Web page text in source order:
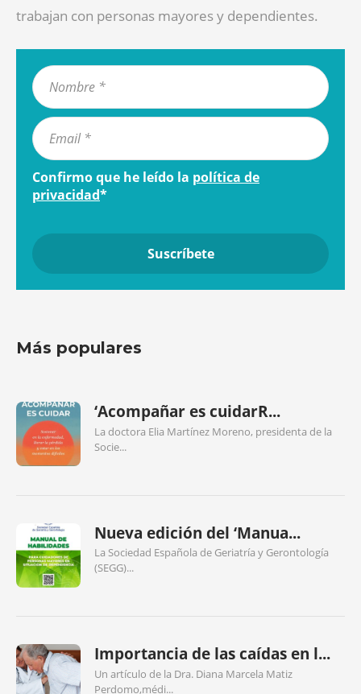
trabajan con personas mayores y dependientes.
Confirmo que he leído la política de
privacidad*
Más populares
‘Acompañar es cuidarR...
La doctora Elia Martínez Moreno, presidenta de la
Socie...
Nueva edición del ‘Manua...
La Sociedad Española de Geriatría y Gerontología
(SEGG)...
Importancia de las caídas en l...
Un artículo de la Dra. Diana Marcela Matiz
Perdomo,médi...